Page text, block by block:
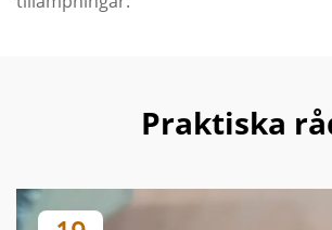
Praktiska